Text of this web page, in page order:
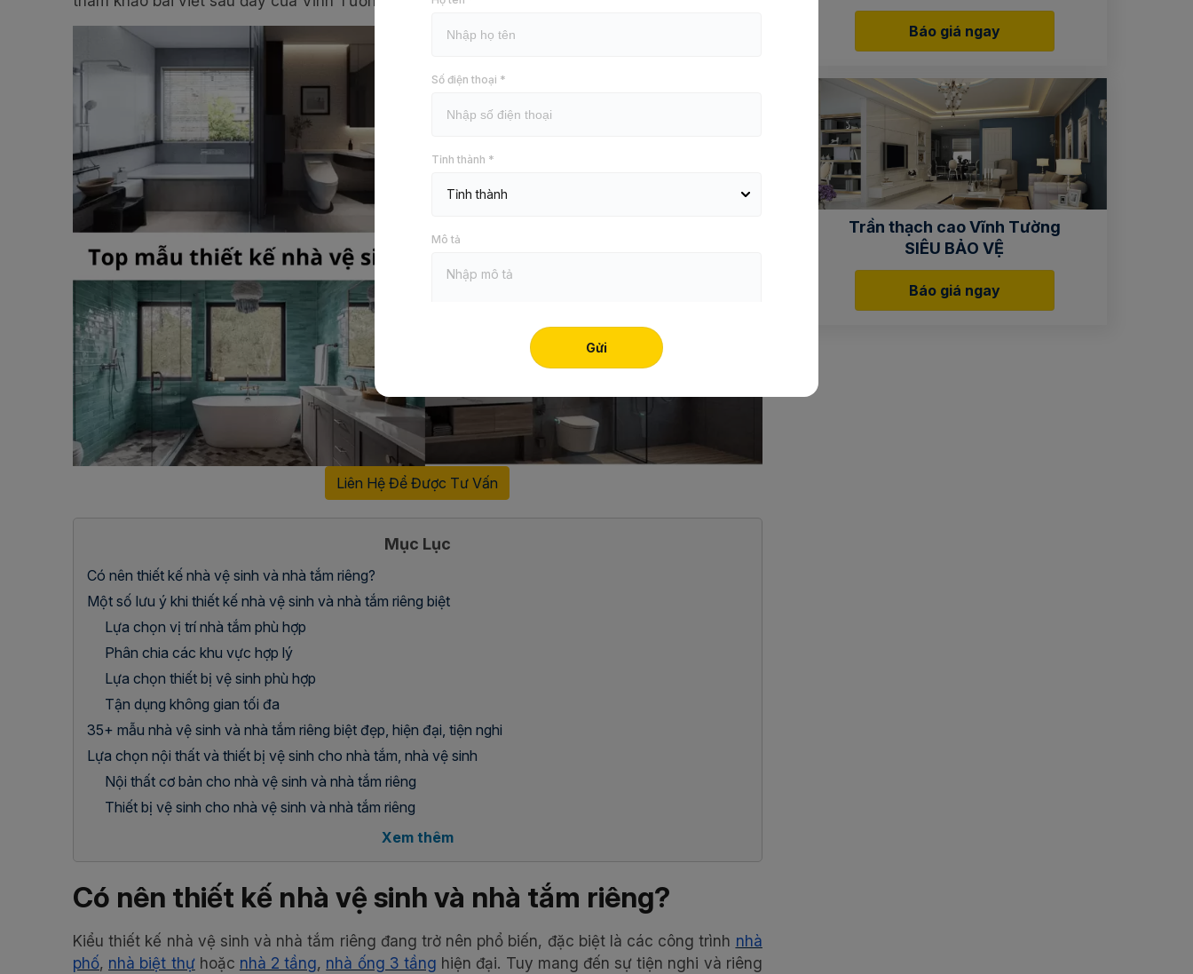
Số điện thoại *
Tỉnh thành *
Mô tả
Liên Hệ Để Được Tư Vấn
Mục Lục
Có nên thiết kế nhà vệ sinh và nhà tắm riêng?
Một số lưu ý khi thiết kế nhà vệ sinh và nhà tắm riêng biệt
Lựa chọn vị trí nhà tắm phù hợp
Phân chia các khu vực hợp lý
Lựa chọn thiết bị vệ sinh phù hợp
Tận dụng không gian tối đa
35+ mẫu nhà vệ sinh và nhà tắm riêng biệt đẹp, hiện đại, tiện nghi
Lựa chọn nội thất và thiết bị vệ sinh cho nhà tắm, nhà vệ sinh
Nội thất cơ bản cho nhà vệ sinh và nhà tắm riêng
Thiết bị vệ sinh cho nhà vệ sinh và nhà tắm riêng
Xem thêm
Có nên thiết kế nhà vệ sinh và nhà tắm riêng?
Kiểu thiết kế nhà vệ sinh và nhà tắm riêng đang trở nên phổ biến, đặc biệt là các công trình nhà
phố, nhà biệt thựhoặc nhà 2 tầng, nhà ống 3 tầng hiện đại. Tuy mang đến sự tiện nghi và riêng
Báo giá ngay
Trần thạch cao Vĩnh Tường
SIÊU BẢO VỆ
Báo giá ngay